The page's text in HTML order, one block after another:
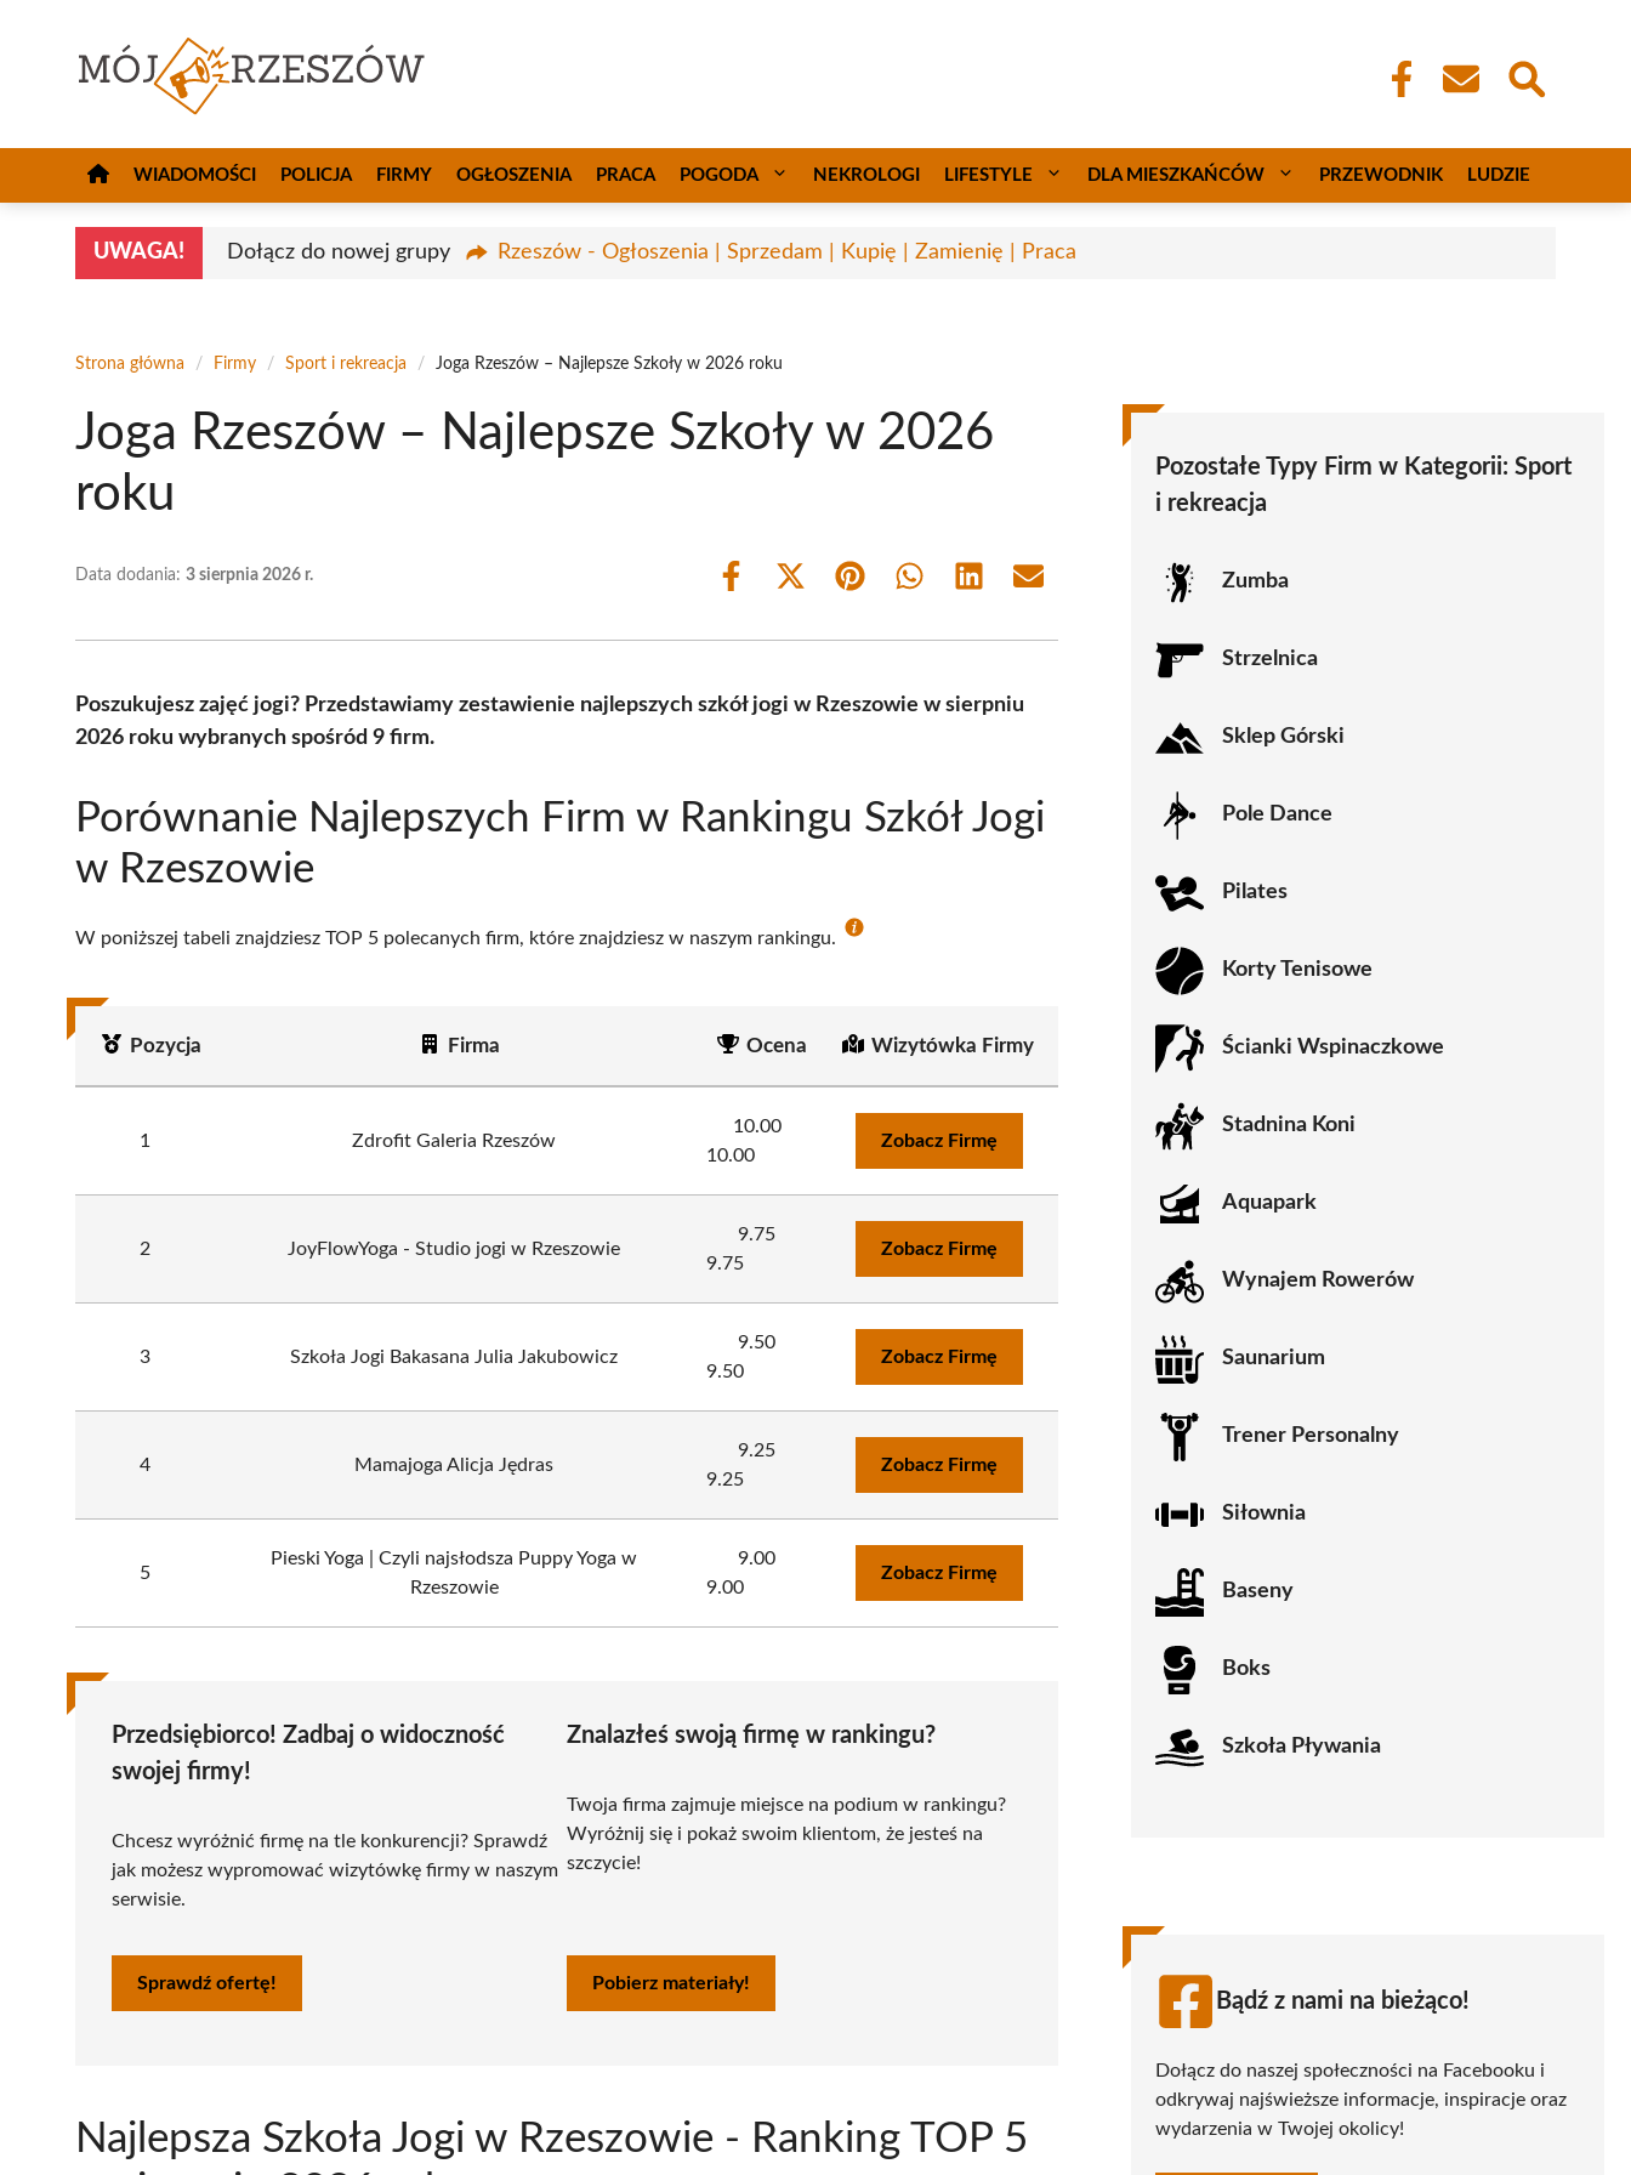
WIADOMOŚCI POLICJA FIRMY OGŁOSZENIA PRACA POGODA NEKROLOGI LIFESTYLE DLA MIESZKAŃCÓW PRZEWODNIK LUDZIE
UWAGA! Dołącz do nowej grupy Rzeszów - Ogłoszenia | Sprzedam | Kupię | Zamienię | Praca
Strona główna / Firmy / Sport i rekreacja / Joga Rzeszów – Najlepsze Szkoły w 2026 roku
Joga Rzeszów – Najlepsze Szkoły w 2026
roku
Data dodania: 3 sierpnia 2026 r.
Share
Share
(Twitter)
Share Share Share Share
Poszukujesz zajęć jogi? Przedstawiamy zestawienie najlepszych szkół jogi w Rzeszowie w sierpniu
2026 roku wybranych spośród 9 firm.
Porównanie Najlepszych Firm w Rankingu Szkół Jogi
w Rzeszowie
W poniższej tabeli znajdziesz TOP 5 polecanych firm, które znajdziesz w naszym rankingu.
Pozycja Firma Ocena Wizytówka Firmy
1 Zdrofit Galeria Rzeszów
10.00
10.00
Zobacz Firmę
2 JoyFlowYoga - Studio jogi w Rzeszowie
9.75
9.75
Zobacz Firmę
3 Szkoła Jogi Bakasana Julia Jakubowicz
9.50
9.50
Zobacz Firmę
4 Mamajoga Alicja Jędras
9.25
9.25
Zobacz Firmę
5
Pieski Yoga | Czyli najsłodsza Puppy Yoga w
Rzeszowie
9.00
9.00
Zobacz Firmę
Przedsiębiorco! Zadbaj o widoczność
swojej firmy!
Chcesz wyróżnić firmę na tle konkurencji? Sprawdź
jak możesz wypromować wizytówkę firmy w naszym
serwisie.
Sprawdź ofertę!
Znalazłeś swoją firmę w rankingu?
Twoja firma zajmuje miejsce na podium w rankingu?
Wyróżnij się i pokaż swoim klientom, że jesteś na
szczycie!
Pobierz materiały!
Najlepsza Szkoła Jogi w Rzeszowie - Ranking TOP 5
Pozostałe Typy Firm w Kategorii: Sport
i rekreacja
Zumba
Strzelnica
Sklep Górski
Pole Dance
Pilates
Korty Tenisowe
Ścianki Wspinaczkowe
Stadnina Koni
Aquapark
Wynajem Rowerów
Saunarium
Trener Personalny
Siłownia
Baseny
Boks
Szkoła Pływania
Bądź z nami na bieżąco!
Dołącz do naszej społeczności na Facebooku i
odkrywaj najświeższe informacje, inspiracje oraz
wydarzenia w Twojej okolicy!